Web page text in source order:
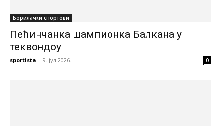
Борилачки спортови
Пећинчанка шампионка Балкана у
теквондоу
sportista - 9. јул 2026. 0